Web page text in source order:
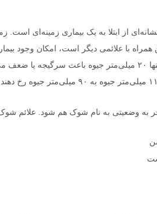
از ابتلا به یک بیماری زمینه‌ای
همراه با علائمی دیگر است، امکان وجود
خون می‌تواند خطرناک باشد. تغییر تنها ۲۰ میلی‌متر
به وضعیتی به نام شوک هم شود. علائم شوک